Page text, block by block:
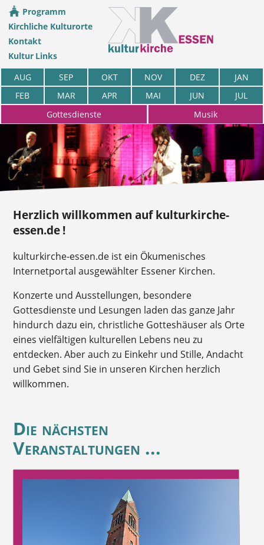
Programm
Kirchliche Kulturorte
Kontakt
Kultur Links
AUG
SEP OKT NOV DEZ
JAN
FEB
MAR APR MAI JUN
JUL
Gottesdienste
Musik
Herzlich willkommen auf kulturkirche-
essen.de !
kulturkirche-essen.de ist ein Ökumenisches
Internetportal ausgewählter Essener Kirchen.
Konzerte und Ausstellungen, besondere
Gottesdienste und Lesungen laden das ganze Jahr
hindurch dazu ein, christliche Gotteshäuser als Orte
eines vielfältigen kulturellen Lebens neu zu
entdecken. Aber auch zu Einkehr und Stille, Andacht
und Gebet sind Sie in unseren Kirchen herzlich
willkommen.
Die nächsten
Veranstaltungen ...